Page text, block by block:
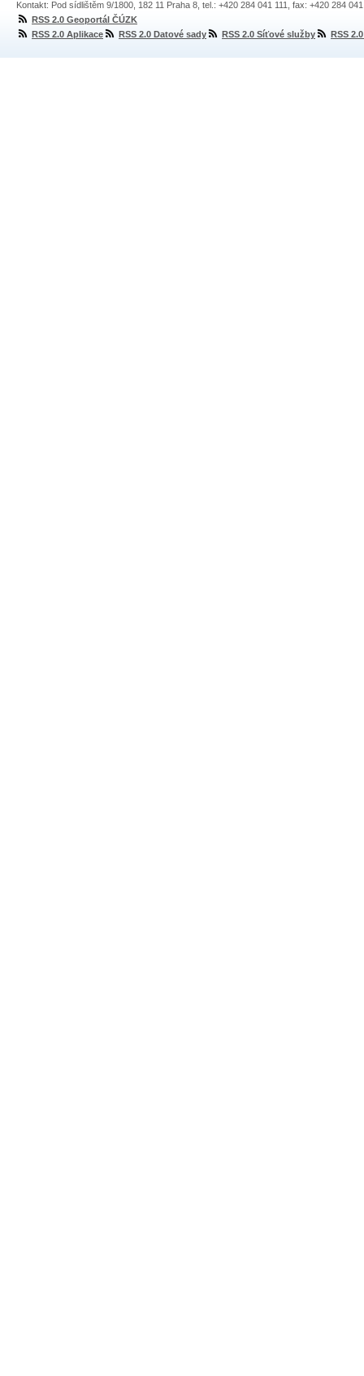
Kontakt: Pod sídlištěm 9/1800, 182 11 Praha 8, tel.: +420 284 041 111, fax: +420 284
RSS 2.0 Geoportál ČÚZK
RSS 2.0 Aplikace
RSS 2.0 Datové sady RSS 2.0 Síťové služby RSS